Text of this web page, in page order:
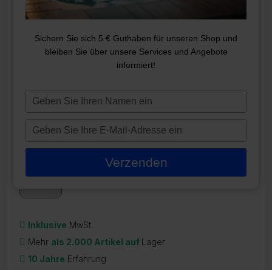
SUNDANCE HI-LIMIT PROBE
ZR-22027
112,95€
Auf Lager
Inklusive MwSt.
Mehr als 2.000 Artikel auf Lager
10 Jahre Erfahrung
Sichern Sie sich 5 € Guthaben für unseren Shop und
bleiben Sie über unsere Services und Angebote
informiert!
Typ
naam
Typ
e-
in
Verzenden